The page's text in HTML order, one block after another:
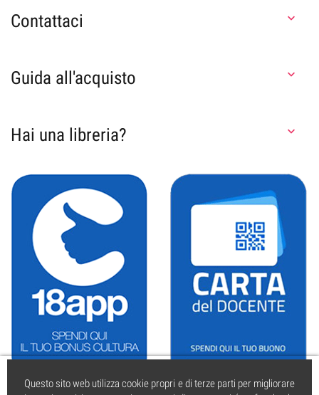
Questo sito web utilizza cookie propri e di terze parti per migliorare
Contattaci 
Guida all'acquisto 
Hai una libreria? 